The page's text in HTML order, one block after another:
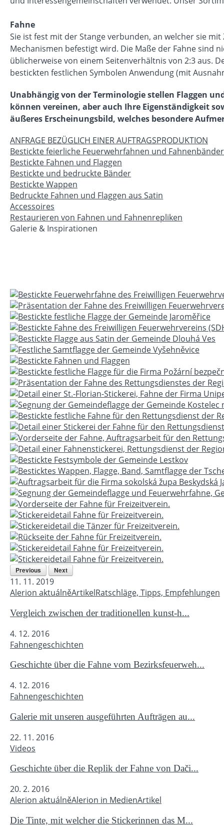
Fahne
Sie ist fest mit der Stange verbunden, an welcher sie
Mechanismen befestigt wird. Die Maße der Fahne sind
üblicherweise von einem Seitenverhältnis von 2:3 aus.
bestickten festlichen Symbolen Anwendung (mit
Unabhängig von der Terminologie stellen Flaggen
können vereinen, aber auch Ihre Eigenständigkeit
äußeres Erscheinungsbild, welches besondere
ANFRAGE BEZÜGLICH EINER AUFTRAGSPRODUKTION
Bestickte feierliche Feuerwehrfahnen und Fahnenbänder
Bestickte Fahnen und Flaggen
Bestickte und bedruckte Bänder
Bestickte Wappen
Bedruckte Fahnen und Flaggen aus Satin
Accessoires
Restaurieren von Fahnen und Fahnenrepliken
Galerie & Inspirationen
Previous Next
11. 11. 2019
Alerion aktuálněArtikelRatschläge, Tipps, Empfehlungen
Vergleich zwischen der traditionellen kunst-h...
4. 12. 2016
Fahnengeschichten
Geschichte über die Fahne vom Bezirksfeuerweh...
4. 12. 2016
Fahnengeschichten
Galerie mit unseren ausgeführten Aufträgen au...
22. 11. 2016
Videos
Geschichte über die Replik der Fahne von Dači...
20. 2. 2016
Alerion aktuálněAlerion in MedienArtikel
Die Tinte, mit welcher die Stickerinnen das M...